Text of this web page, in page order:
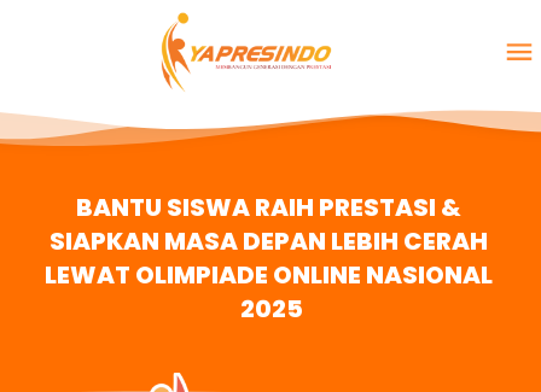
BANTU SISWA RAIH PRESTASI &
SIAPKAN MASA DEPAN LEBIH CERAH
LEWAT OLIMPIADE ONLINE NASIONAL
2025